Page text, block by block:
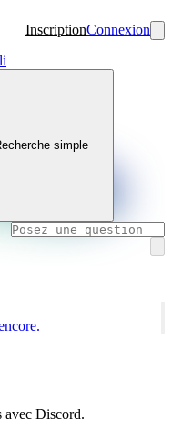
InscriptionConnexion
simple
avec Discord.